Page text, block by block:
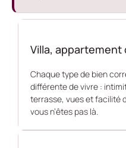
Villa,
Chaque type de bien
différente de vivre :
terrasse, vues et facilité
vous n’êtes pas là.